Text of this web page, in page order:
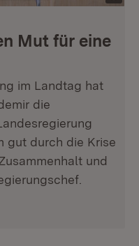
Mut für eine
im Landtag hat
die
gut durch die Krise
und